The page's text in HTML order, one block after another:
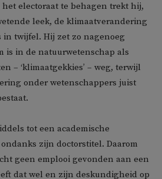
electoraat te behagen trekt hij,
leek, de klimaatverandering
in twijfel. Hij zet zo nagenoeg
is in de natuurwetenschap als
– ‘klimaatgekkies’ – weg, terwijl
onder wetenschappers juist
tot een academische
zijn doctorstitel. Daarom
geen emplooi gevonden aan een
dat wel en zijn deskundigheid op